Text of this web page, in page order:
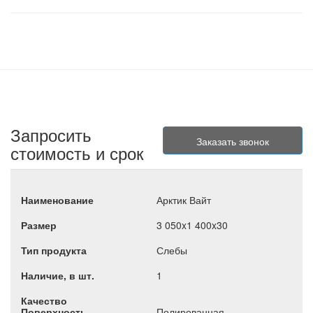
Запросить
стоимость и срок
Арктик Вайт
3 050x1 400x30
Слебы
1